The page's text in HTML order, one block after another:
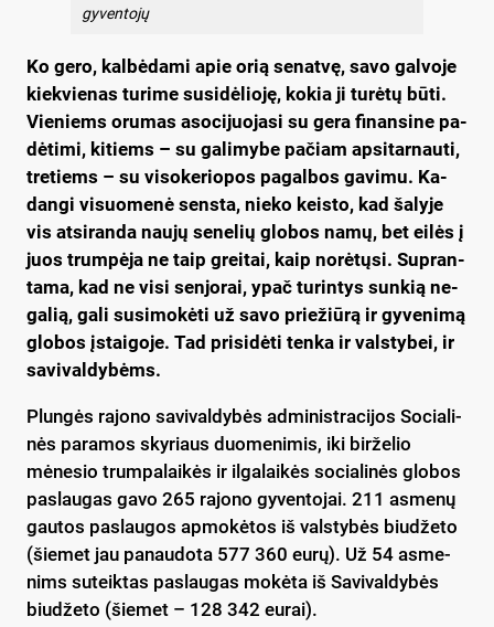
gyventojų
Ko ge­ro, kal­bė­da­mi apie orią se­nat­vę, sa­vo gal­vo­je
kiek­vie­nas tu­ri­me su­si­dė­lio­ję, ko­kia ji tu­rė­tų bū­ti.
Vie­niems oru­mas aso­ci­juo­ja­si su ge­ra fi­nan­si­ne pa­
dė­ti­mi, ki­tiems – su ga­li­my­be pa­čiam ap­si­tar­nau­ti,
tre­tiems – su vi­so­ke­rio­pos pa­gal­bos ga­vi­mu. Ka­
dan­gi vi­suo­me­nė sens­ta, nie­ko keis­to, kad ša­ly­je
vis at­si­ran­da nau­jų se­ne­lių glo­bos na­mų, bet ei­lės į
juos trum­pė­ja ne taip grei­tai, kaip no­rė­tų­si. Sup­ran­
ta­ma, kad ne vi­si sen­jo­rai, ypač tu­rin­tys sun­kią ne­
ga­lią, ga­li su­si­mo­kė­ti už sa­vo prie­žiū­rą ir gy­ve­ni­mą
glo­bos įstai­go­je. Tad pri­si­dė­ti ten­ka ir vals­ty­bei, ir
sa­vi­val­dy­bėms.
Plun­gės ra­jo­no sa­vi­val­dy­bės ad­mi­nist­ra­ci­jos So­cia­li­
nės pa­ra­mos sky­riaus duo­me­ni­mis, iki bir­že­lio
mėnesio trum­pa­lai­kės ir il­ga­lai­kės so­cia­li­nės glo­bos
pa­slau­gas ga­vo 265 ra­jo­no gy­ven­to­jai. 211 as­me­nų
gau­tos pa­slau­gos ap­mo­kė­tos iš vals­ty­bės biu­dže­to
(šie­met jau pa­nau­do­ta 577 360 eu­rų). Už 54 as­me­
nims su­teik­tas pa­slau­gas mo­kė­ta iš Sa­vi­val­dy­bės
biu­dže­to (šie­met – 128 342 eu­rai).